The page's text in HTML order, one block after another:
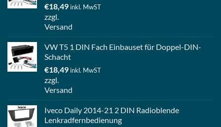
€18,49 inkl. MwST
zzgl.
Versand
VW T5 1 DIN Fach Einbauset für Doppel-DIN-
Schacht
€18,49 inkl. MwST
zzgl.
Versand
Iveco Daily 2014-21 2 DIN Radioblende
Lenkradfernbedienung